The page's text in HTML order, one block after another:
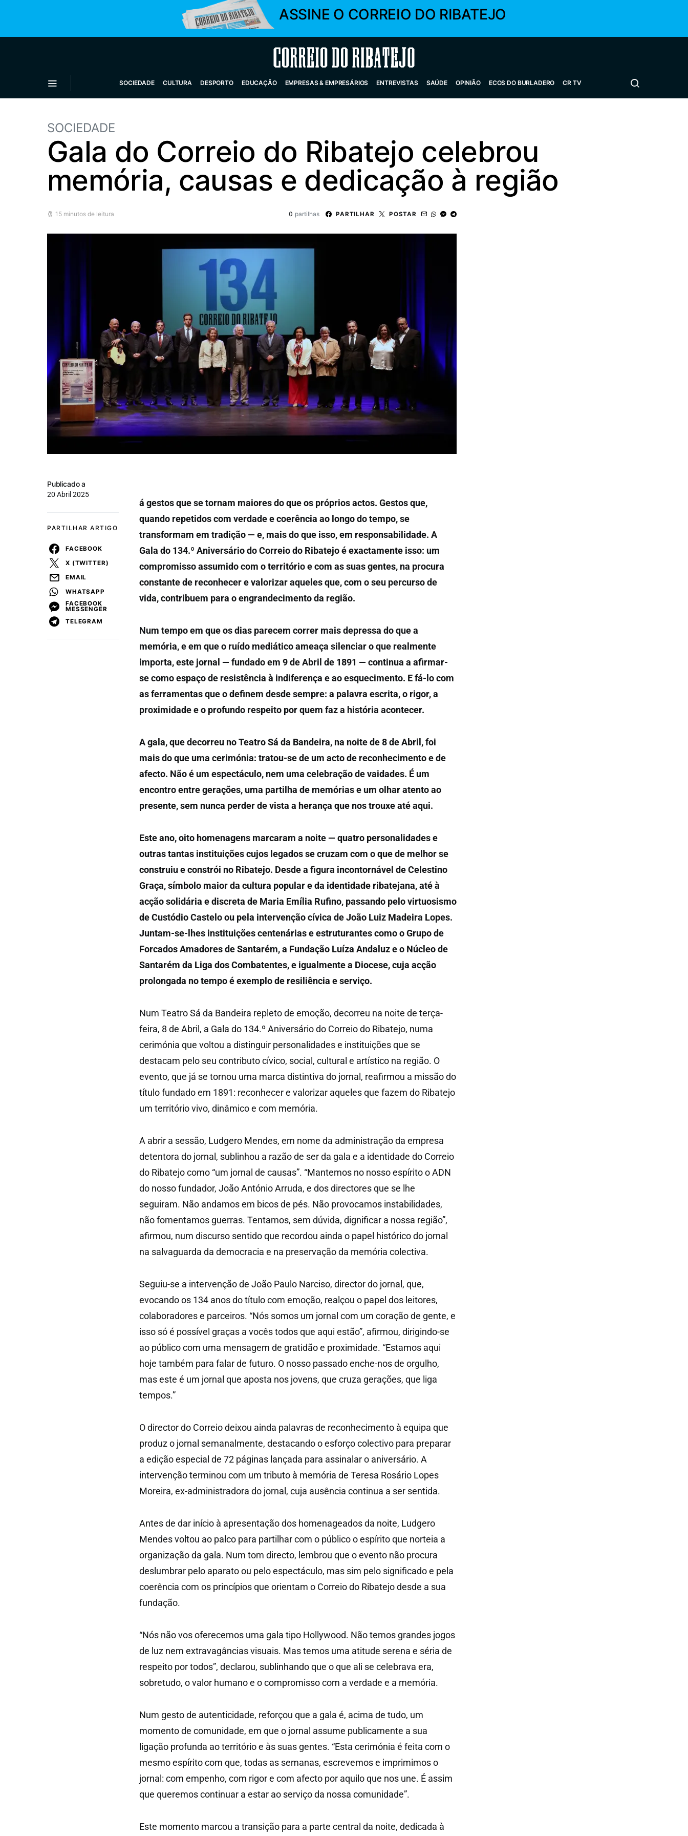
ASSINE O CORREIO DO RIBATEJO
Correio do Ribatejo
SOCIEDADE CULTURA DESPORTO EDUCAÇÃO EMPRESAS & EMPRESÁRIOS ENTREVISTAS SAÚDE OPINIÃO ECOS DO BURLADERO CR TV
SOCIEDADE
Gala do Correio do Ribatejo celebrou
memória, causas e dedicação à região
15 minutos de leitura 0 partilhas PARTILHAR POSTAR
Publicado a
20 Abril 2025
PARTILHAR ARTIGO
FACEBOOK
X (TWITTER)
EMAIL
WHATSAPP
FACEBOOK
MESSENGER
TELEGRAM
á gestos que se tornam maiores do que os próprios actos. Gestos que,
quando repetidos com verdade e coerência ao longo do tempo, se
transformam em tradição — e, mais do que isso, em responsabilidade. A
Gala do 134.º Aniversário do Correio do Ribatejo é exactamente isso: um
compromisso assumido com o território e com as suas gentes, na procura
constante de reconhecer e valorizar aqueles que, com o seu percurso de
vida, contribuem para o engrandecimento da região.
Num tempo em que os dias parecem correr mais depressa do que a
memória, e em que o ruído mediático ameaça silenciar o que realmente
importa, este jornal — fundado em 9 de Abril de 1891 — continua a afirmar-
se como espaço de resistência à indiferença e ao esquecimento. E fá-lo com
as ferramentas que o definem desde sempre: a palavra escrita, o rigor, a
proximidade e o profundo respeito por quem faz a história acontecer.
A gala, que decorreu no Teatro Sá da Bandeira, na noite de 8 de Abril, foi
mais do que uma cerimónia: tratou-se de um acto de reconhecimento e de
afecto. Não é um espectáculo, nem uma celebração de vaidades. É um
encontro entre gerações, uma partilha de memórias e um olhar atento ao
presente, sem nunca perder de vista a herança que nos trouxe até aqui.
Este ano, oito homenagens marcaram a noite — quatro personalidades e
outras tantas instituições cujos legados se cruzam com o que de melhor se
construiu e constrói no Ribatejo. Desde a figura incontornável de Celestino
Graça, símbolo maior da cultura popular e da identidade ribatejana, até à
acção solidária e discreta de Maria Emília Rufino, passando pelo virtuosismo
de Custódio Castelo ou pela intervenção cívica de João Luiz Madeira Lopes.
Juntam-se-lhes instituições centenárias e estruturantes como o Grupo de
Forcados Amadores de Santarém, a Fundação Luíza Andaluz e o Núcleo de
Santarém da Liga dos Combatentes, e igualmente a Diocese, cuja acção
prolongada no tempo é exemplo de resiliência e serviço.
Num Teatro Sá da Bandeira repleto de emoção, decorreu na noite de terça-
feira, 8 de Abril, a Gala do 134.º Aniversário do Correio do Ribatejo, numa
cerimónia que voltou a distinguir personalidades e instituições que se
destacam pelo seu contributo cívico, social, cultural e artístico na região. O
evento, que já se tornou uma marca distintiva do jornal, reafirmou a missão do
título fundado em 1891: reconhecer e valorizar aqueles que fazem do Ribatejo
um território vivo, dinâmico e com memória.
A abrir a sessão, Ludgero Mendes, em nome da administração da empresa
detentora do jornal, sublinhou a razão de ser da gala e a identidade do Correio
do Ribatejo como “um jornal de causas”. “Mantemos no nosso espírito o ADN
do nosso fundador, João António Arruda, e dos directores que se lhe
seguiram. Não andamos em bicos de pés. Não provocamos instabilidades,
não fomentamos guerras. Tentamos, sem dúvida, dignificar a nossa região”,
afirmou, num discurso sentido que recordou ainda o papel histórico do jornal
na salvaguarda da democracia e na preservação da memória colectiva.
Seguiu-se a intervenção de João Paulo Narciso, director do jornal, que,
evocando os 134 anos do título com emoção, realçou o papel dos leitores,
colaboradores e parceiros. “Nós somos um jornal com um coração de gente, e
isso só é possível graças a vocês todos que aqui estão”, afirmou, dirigindo-se
ao público com uma mensagem de gratidão e proximidade. “Estamos aqui
hoje também para falar de futuro. O nosso passado enche-nos de orgulho,
mas este é um jornal que aposta nos jovens, que cruza gerações, que liga
tempos.”
O director do Correio deixou ainda palavras de reconhecimento à equipa que
produz o jornal semanalmente, destacando o esforço colectivo para preparar
a edição especial de 72 páginas lançada para assinalar o aniversário. A
intervenção terminou com um tributo à memória de Teresa Rosário Lopes
Moreira, ex-administradora do jornal, cuja ausência continua a ser sentida.
Antes de dar início à apresentação dos homenageados da noite, Ludgero
Mendes voltou ao palco para partilhar com o público o espírito que norteia a
organização da gala. Num tom directo, lembrou que o evento não procura
deslumbrar pelo aparato ou pelo espectáculo, mas sim pelo significado e pela
coerência com os princípios que orientam o Correio do Ribatejo desde a sua
fundação.
“Nós não vos oferecemos uma gala tipo Hollywood. Não temos grandes jogos
de luz nem extravagâncias visuais. Mas temos uma atitude serena e séria de
respeito por todos”, declarou, sublinhando que o que ali se celebrava era,
sobretudo, o valor humano e o compromisso com a verdade e a memória.
Num gesto de autenticidade, reforçou que a gala é, acima de tudo, um
momento de comunidade, em que o jornal assume publicamente a sua
ligação profunda ao território e às suas gentes. “Esta cerimónia é feita com o
mesmo espírito com que, todas as semanas, escrevemos e imprimimos o
jornal: com empenho, com rigor e com afecto por aquilo que nos une. É assim
que queremos continuar a estar ao serviço da nossa comunidade”.
Este momento marcou a transição para a parte central da noite, dedicada à